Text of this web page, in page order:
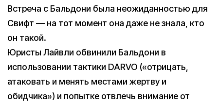
Встреча с Бальдони была неожиданностью для
Свифт — на тот момент она даже не знала, кто
он такой.
Юристы Лайвли обвинили Бальдони в
использовании тактики DARVO («отрицать,
атаковать и менять местами жертву и
обидчика») и попытке отвлечь внимание от